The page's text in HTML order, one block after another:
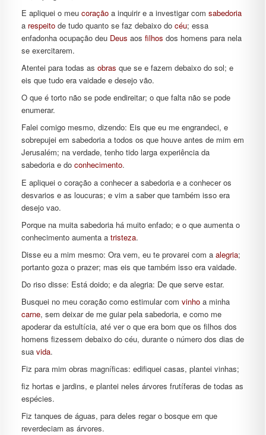
E apliquei o meu coraçãoa inquirir e a investigar com sabedoria
a respeitode tudo quanto se faz debaixo do céu; essa
enfadonha ocupação deu Deus aos filhos dos homens para nela
se exercitarem.
Atentei para todas as obras que se e fazem debaixo do sol; e
eis que tudo era vaidade e desejo vão.
O que é torto não se pode endireitar; o que falta não se pode
enumerar.
Falei comigo mesmo, dizendo: Eis que eu me engrandeci, e
sobrepujei em sabedoria a todos os que houve antes de mim em
Jerusalém; na verdade, tenho tido larga experiência da
sabedoria e do conhecimento.
E apliquei o coração a conhecer a sabedoria e a conhecer os
desvarios e as loucuras; e vim a saber que também isso era
desejo vao.
Porque na muita sabedoria há muito enfado; e o que aumenta o
conhecimento aumenta a tristeza.
Disse eu a mim mesmo: Ora vem, eu te provarei com a alegria;
portanto goza o prazer; mas eis que também isso era vaidade.
Do riso disse: Está doido; e da alegria: De que serve estar.
Busquei no meu coração como estimular com vinhoa minha
carne, sem deixar de me guiar pela sabedoria, e como me
apoderar da estultícia, até ver o que era bom que os filhos dos
homens fizessem debaixo do céu, durante o número dos dias de
sua vida.
Fiz para mim obras magníficas: edifiquei casas, plantei vinhas;
fiz hortas e jardins, e plantei neles árvores frutíferas de todas as
espécies.
Fiz tanques de águas, para deles regar o bosque em que
reverdeciam as árvores.